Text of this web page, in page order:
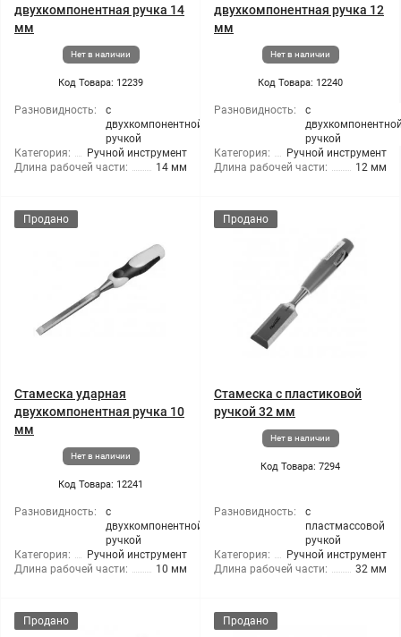
двухкомпонентная ручка 14
мм
Нет в наличии
Код Товара: 12239
Разновидность:
с
двухкомпонентной
ручкой
Категория:
Ручной инструмент
Длина рабочей части:
14 мм
двухкомпонентная ручка 12
мм
Нет в наличии
Код Товара: 12240
Разновидность:
с
ручкой
Категория:
Ручной инструмент
Длина рабочей части:
12 мм
Продано
Стамеска ударная
двухкомпонентная ручка 10
мм
Нет в наличии
Код Товара: 12241
Разновидность:
с
двухкомпонентной
ручкой
Категория:
Ручной инструмент
Длина рабочей части:
10 мм
Продано
Стамеска с пластиковой
ручкой 32 мм
Нет в наличии
Код Товара: 7294
Разновидность:
с
пластмассовой
ручкой
Категория:
Ручной инструмент
Длина рабочей части:
32 мм
Продано Продано